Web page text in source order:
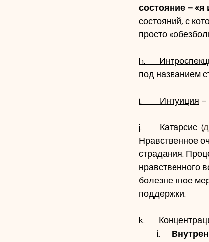
состояние – «я
состояний, с
просто
h.
под названием
i.         Интуиция –
j.         Катарсис
  (
Нравственное
страдания.
нравственного
болезненное
поддержки.
k.
i.